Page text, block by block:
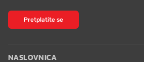
Pretplatite se
NASLOVNICA